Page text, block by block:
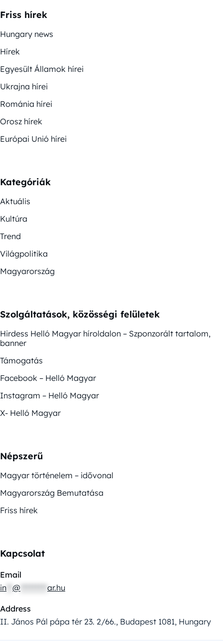
Friss hírek
Hungary news
Hírek
Egyesült Államok hírei
Ukrajna hírei
Románia hírei
Orosz hírek
Európai Unió hírei
Kategóriák
Aktuális
Kultúra
Trend
Világpolitika
Magyarország
Szolgáltatások, közösségi felületek
Hirdess Helló Magyar híroldalon – Szponzorált tartalom,
banner
Támogatás
Facebook – Helló Magyar
Instagram – Helló Magyar
X- Helló Magyar
Népszerű
Magyar történelem – idővonal
Magyarország Bemutatása
Friss hírek
Kapcsolat
Email
in @ ar.hu
Address
II. János Pál pápa tér 23. 2/66., Budapest 1081, Hungary